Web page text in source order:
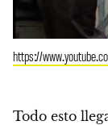
https://
Todo esto